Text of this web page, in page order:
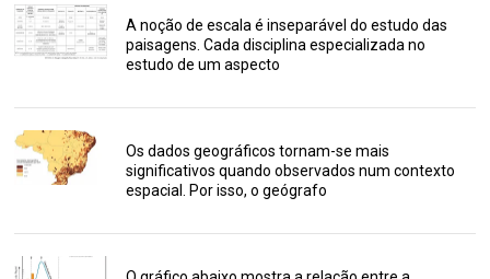
A noção de escala é inseparável do estudo das
paisagens. Cada disciplina especializada no
estudo de um aspecto
Os dados geográficos tornam-se mais
significativos quando observados num contexto
espacial. Por isso, o geógrafo